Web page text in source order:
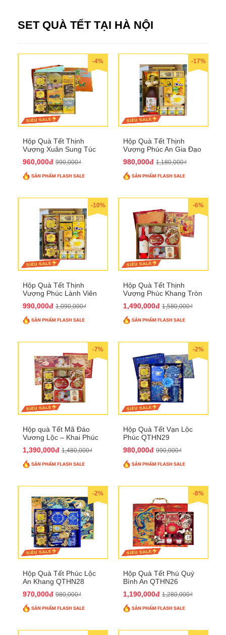
SET QUÀ TẾT TẠI HÀ NỘI
-4%
Hộp Quà Tết Thịnh
Vượng Xuân Sung Túc
960,000đ 990,000₫
-17%
Hộp Quà Tết Thịnh
Vượng Phúc An Gia Đạo
980,000đ 1,180,000₫
-10%
Hộp Quà Tết Thịnh
Vượng Phúc Lành Viên
990,000đ 1,090,000₫
-6%
Hộp Quà Tết Thịnh
Vượng Phúc Khang Tròn
1,490,000đ 1,580,000₫
-7%
Hộp quà Tết Mã Đáo
Vương Lộc – Khai Phúc
1,390,000đ 1,480,000₫
-2%
Hộp Quà Tết Vạn Lộc
Phúc QTHN29
980,000đ 990,000₫
-2%
Hộp Quà Tết Phúc Lộc
An Khang QTHN28
970,000đ 980,000₫
-8%
Hộp Quà Tết Phú Quý
Bình An QTHN26
1,190,000đ 1,280,000₫